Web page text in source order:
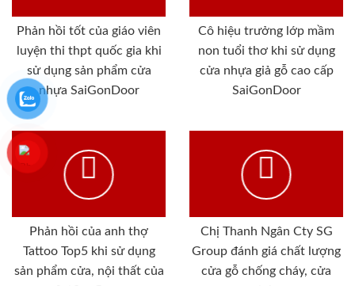
Phản hồi tốt của giáo viên
luyện thi thpt quốc gia khi
sử dụng sản phẩm cửa
nhựa SaiGonDoor
Cô hiệu trưởng lớp mầm
non tuổi thơ khi sử dụng
cửa nhựa giả gỗ cao cấp
SaiGonDoor
Phản hồi của anh thợ
Tattoo Top5 khi sử dụng
sản phẩm cửa, nội thất của
Chị Thanh Ngân Cty SG
Group đánh giá chất lượng
cửa gỗ chống cháy, cửa